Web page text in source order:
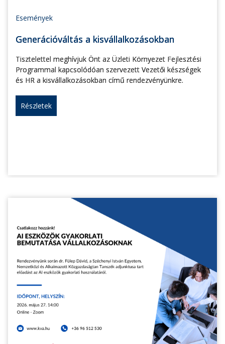
Események
Generációváltás a kisvállalkozásokban
Tisztelettel meghívjuk Önt az Üzleti Környezet Fejlesztési
Programmal kapcsolódóan szervezett Vezetői készségek
és HR a kisvállalkozásokban című rendezvényünkre.
Részletek